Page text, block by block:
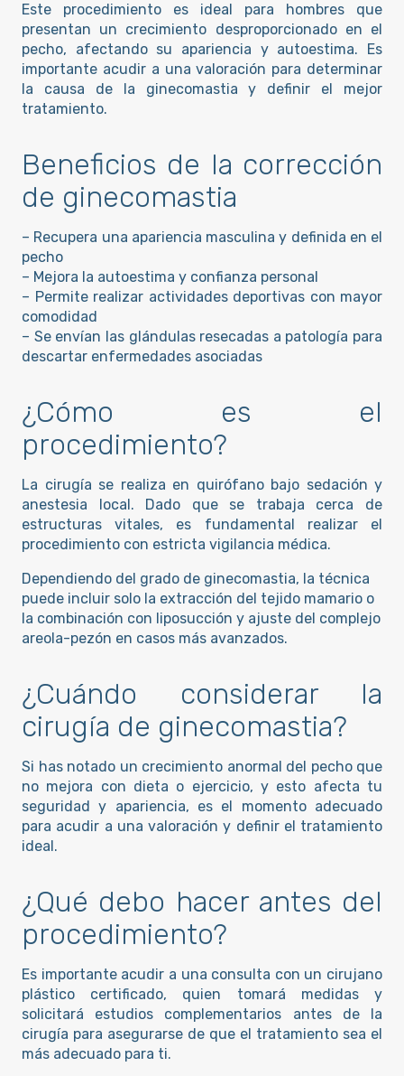
Este procedimiento es ideal para hombres que
presentan un crecimiento desproporcionado en el
pecho, afectando su apariencia y autoestima. Es
importante acudir a una valoración para determinar
la causa de la ginecomastia y definir el mejor
tratamiento.
Beneficios de la corrección
de ginecomastia
– Recupera una apariencia masculina y definida en el
pecho
– Mejora la autoestima y confianza personal
– Permite realizar actividades deportivas con mayor
comodidad
– Se envían las glándulas resecadas a patología para
descartar enfermedades asociadas
¿Cómo es el
procedimiento?
La cirugía se realiza en quirófano bajo sedación y
anestesia local. Dado que se trabaja cerca de
estructuras vitales, es fundamental realizar el
procedimiento con estricta vigilancia médica.
Dependiendo del grado de ginecomastia, la técnica
puede incluir solo la extracción del tejido mamario o
la combinación con liposucción y ajuste del complejo
areola-pezón en casos más avanzados.
¿Cuándo considerar la
cirugía de ginecomastia?
Si has notado un crecimiento anormal del pecho que
no mejora con dieta o ejercicio, y esto afecta tu
seguridad y apariencia, es el momento adecuado
para acudir a una valoración y definir el tratamiento
ideal.
¿Qué debo hacer antes del
procedimiento?
Es importante acudir a una consulta con un cirujano
plástico certificado, quien tomará medidas y
solicitará estudios complementarios antes de la
cirugía para asegurarse de que el tratamiento sea el
más adecuado para ti.